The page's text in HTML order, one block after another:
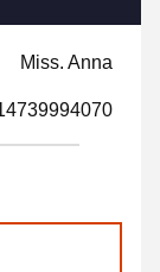
Miss. Anna